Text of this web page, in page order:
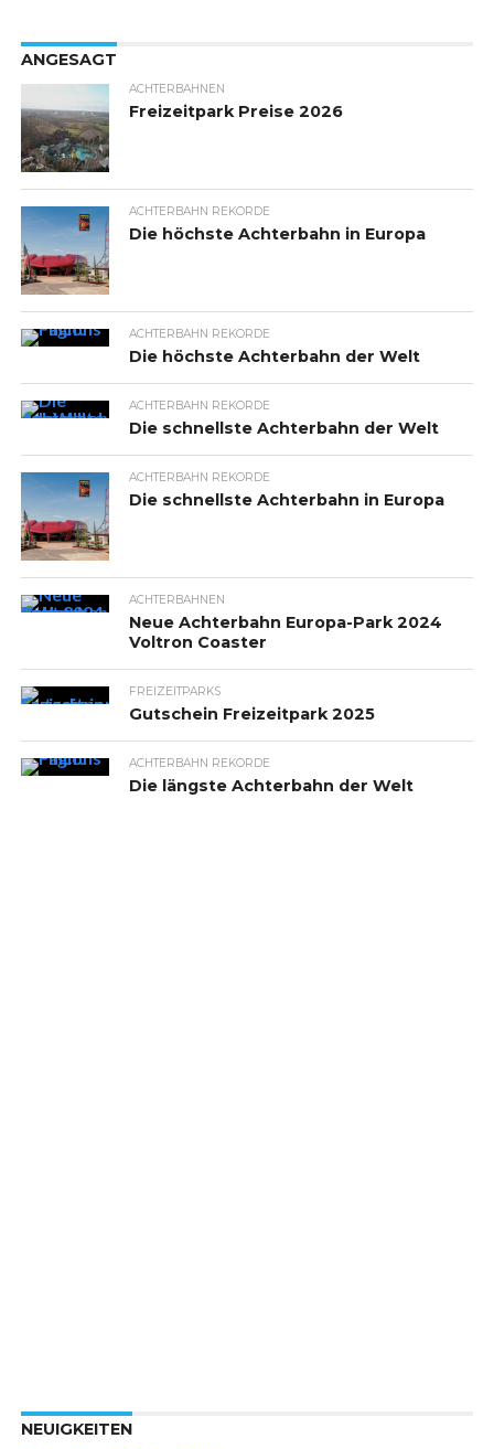
ANGESAGT
ACHTERBAHNEN
Freizeitpark Preise 2026
ACHTERBAHN REKORDE
Die höchste Achterbahn in Europa
ACHTERBAHN REKORDE
Die höchste Achterbahn der Welt
ACHTERBAHN REKORDE
Die schnellste Achterbahn der Welt
ACHTERBAHN REKORDE
Die schnellste Achterbahn in Europa
ACHTERBAHNEN
Neue Achterbahn Europa-Park 2024
Voltron Coaster
FREIZEITPARKS
Gutschein Freizeitpark 2025
ACHTERBAHN REKORDE
Die längste Achterbahn der Welt
NEUIGKEITEN